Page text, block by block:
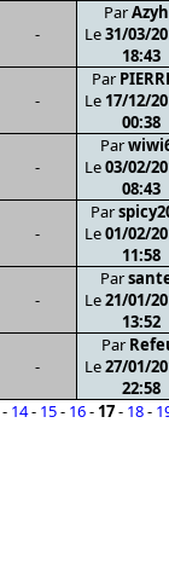
-
Par
Le31/03/
18:43
-
Par
Le 17/12/
00:38
-
Par
Le03/02/
08:43
-
Par
Le01/02/
11:58
-
Par
Le21/01/
13:52
-
Par
Le27/01/
22:58
- 14- 15- 16- 17- 18-